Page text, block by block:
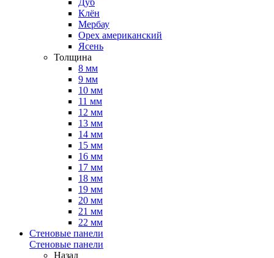
Дуб
Клён
Мербау
Орех американский
Ясень
Толщина
8 мм
9 мм
10 мм
11 мм
12 мм
13 мм
14 мм
15 мм
16 мм
17 мм
18 мм
19 мм
20 мм
21 мм
22 мм
Стеновые панели
Стеновые панели
Назад